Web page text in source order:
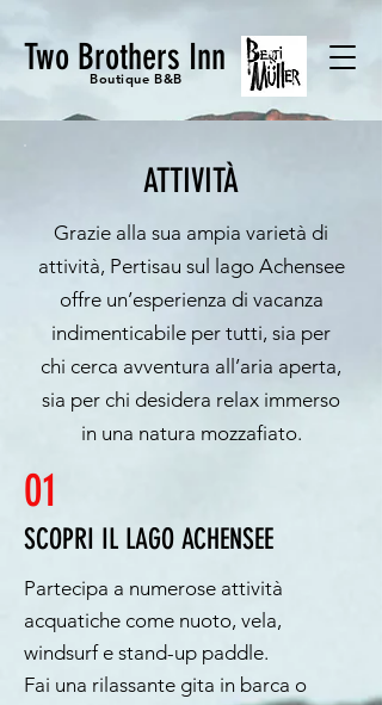
Two Brothers Inn
Boutique B&B
ATTIVITÀ
Grazie alla sua ampia varietà di
attività, Pertisau sul lago Achensee
offre un’esperienza di vacanza
indimenticabile per tutti, sia per
chi cerca avventura all’aria aperta,
sia per chi desidera relax immerso
in una natura mozzafiato.
01
SCOPRI IL LAGO ACHENSEE
Partecipa a numerose attività
acquatiche come nuoto, vela,
windsurf e stand-up paddle.
Fai una rilassante gita in barca o